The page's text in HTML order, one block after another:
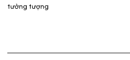
tưởng tượng